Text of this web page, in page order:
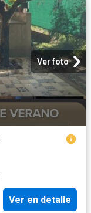
Ver foto
Ver en detalle